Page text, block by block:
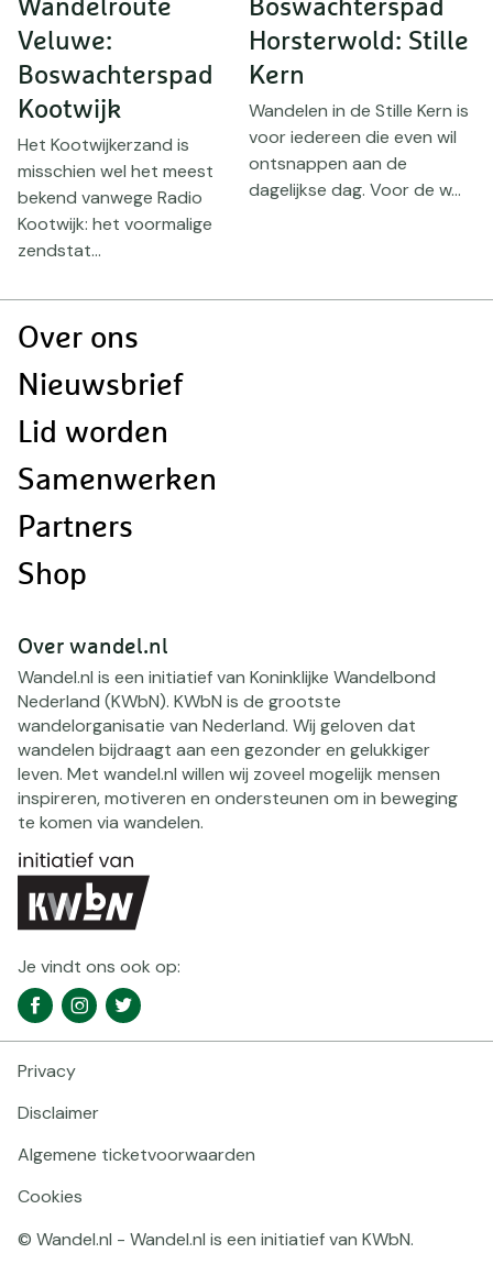
Wandelroute
Veluwe:
Boswachterspad
Kootwijk
Het Kootwijkerzand is
misschien wel het meest
bekend vanwege Radio
Kootwijk: het voormalige
zendstat...
Boswachterspad
Horsterwold: Stille
Kern
Wandelen in de Stille Kern is
voor iedereen die even wil
ontsnappen aan de
dagelijkse dag. Voor de w...
Doormat
Over ons
Nieuwsbrief
Lid worden
Samenwerken
Partners
Shop
Over wandel.nl
Wandel.nl is een initiatief van Koninklijke Wandelbond
Nederland (KWbN). KWbN is de grootste
wandelorganisatie van Nederland. Wij geloven dat
wandelen bijdraagt aan een gezonder en gelukkiger
leven. Met wandel.nl willen wij zoveel mogelijk mensen
inspireren, motiveren en ondersteunen om in beweging
te komen via wandelen.
Je vindt ons ook op:
Social
media
navigatie
FacebookInstagramTwitter
© Wandel.nl - Wandel.nl is een initiatief van KWbN.
Footer
Privacy
Disclaimer
Algemene ticketvoorwaarden
Cookies